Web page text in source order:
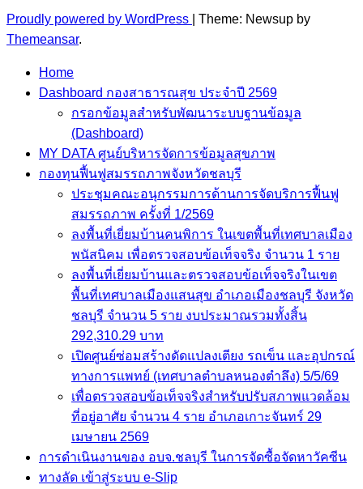
Proudly powered by WordPress
Theme: Newsup by
Themeansar.
Home
Dashboard กองสาธารณสุข ประจำปี 2569
กรอกข้อมูลสำหรับพัฒนาระบบฐานข้อมูล
(Dashboard)
MY DATA ศูนย์บริหารจัดการข้อมูลสุขภาพ
กองทุนฟื้นฟูสมรรถภาพจังหวัดชลบุรี
ประชุมคณะอนุกรรมการด้านการจัดบริการฟื้นฟู
สมรรถภาพ ครั้งที่ 1/2569
ลงพื้นที่เยี่ยมบ้านคนพิการ ในเขตพื้นที่เทศบาลเมือง
พนัสนิคม เพื่อตรวจสอบข้อเท็จจริง จำนวน 1 ราย
ลงพื้นที่เยี่ยมบ้านและตรวจสอบข้อเท็จจริงในเขต
พื้นที่เทศบาลเมืองแสนสุข อำเภอเมืองชลบุรี จังหวัด
ชลบุรี จำนวน 5 ราย งบประมาณรวมทั้งสิ้น
292,310.29 บาท
เปิดศูนย์ซ่อมสร้างดัดแปลงเตียง รถเข็น และอุปกรณ์
ทางการแพทย์ (เทศบาลตำบลหนองตำลึง) 5/5/69
เพื่อตรวจสอบข้อเท็จจริงสำหรับปรับสภาพแวดล้อม
ที่อยู่อาศัย จำนวน 4 ราย อำเภอเกาะจันทร์ 29
เมษายน 2569
การดำเนินงานของ อบจ.ชลบุรี ในการจัดซื้อจัดหาวัคซีน
ทางลัด เข้าสู่ระบบ e-Slip